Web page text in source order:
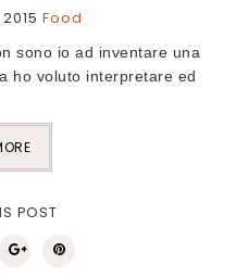
Food
sono io ad inventare una
ho voluto interpretare ed
POST